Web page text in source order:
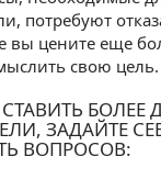
потребуют
вы цените еще
свою цель.
СТАВИТЬ
ЗАДАЙТЕ
ВОПРОСОВ: